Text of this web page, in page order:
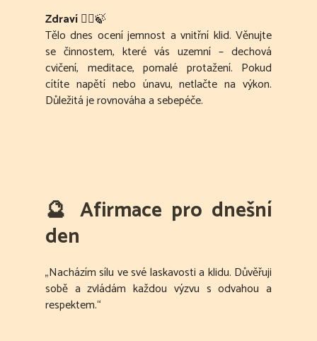
Zdraví🧘‍♀️🍃
Tělo dnes ocení jemnost a vnitřní klid. Věnujte
se činnostem, které vás uzemní – dechová
cvičení, meditace, pomalé protažení. Pokud
cítíte napětí nebo únavu, netlačte na výkon.
Důležitá je rovnováha a sebepéče.
🔮 Afirmace pro dnešní
den
„Nacházím sílu ve své laskavosti a klidu. Důvěřuji
sobě a zvládám každou výzvu s odvahou a
respektem.“